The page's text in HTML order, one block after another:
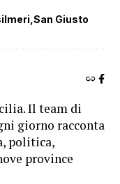
San Giusto
Il team di
giorno racconta
politica,
province